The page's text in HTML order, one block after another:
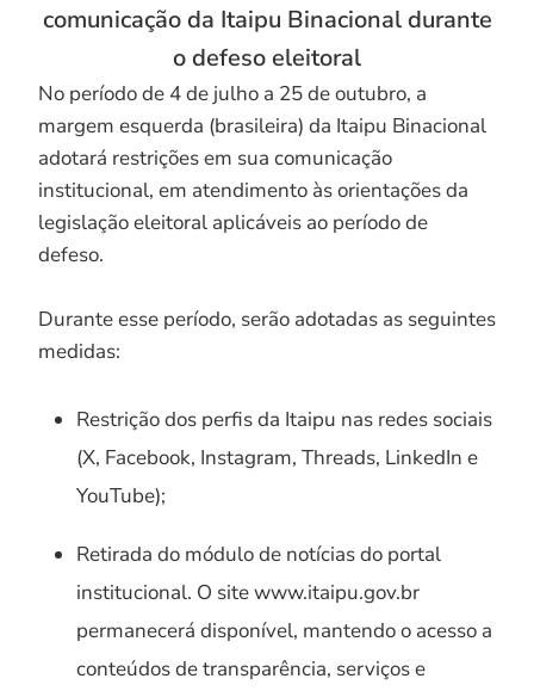
comunicação da Itaipu Binacional durante
o defeso eleitoral
No período de 4 de julho a 25 de outubro, a
margem esquerda (brasileira) da Itaipu Binacional
adotará restrições em sua comunicação
institucional, em atendimento às orientações da
legislação eleitoral aplicáveis ao período de
defeso.
Durante esse período, serão adotadas as seguintes
medidas:
Restrição dos perfis da Itaipu nas redes sociais
(X, Facebook, Instagram, Threads, LinkedIn e
YouTube);
Retirada do módulo de notícias do portal
institucional. O site www.itaipu.gov.br
permanecerá disponível, mantendo o acesso a
conteúdos de transparência, serviços e